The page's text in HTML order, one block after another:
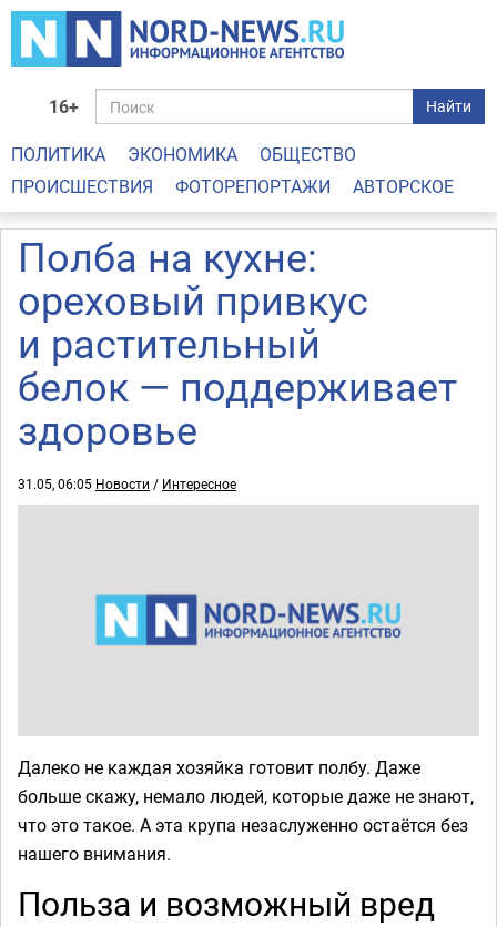
16+ Найти
ПОЛИТИКА ЭКОНОМИКА
ОБЩЕСТВО
ПРОИСШЕСТВИЯ
ФОТОРЕПОРТАЖИ АВТОРСКОЕ
Полба на кухне:
ореховый привкус
и растительный
белок — поддерживает
здоровье
31.05, 06:05 Новости / Интересное
Далеко не каждая хозяйка готовит полбу. Даже
больше скажу, немало людей, которые даже не знают,
что это такое. А эта крупа незаслуженно остаётся без
нашего внимания.
Польза и возможный вред